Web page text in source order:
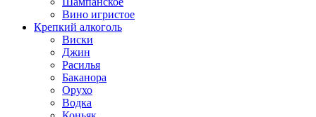
Вино игристое
Крепкий алкоголь
Виски
Джин
Расилья
Баканора
Орухо
Водка